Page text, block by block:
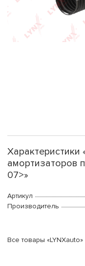
амортизаторов
07>»
Артикул
Производитель
Все товары «LYNXauto»